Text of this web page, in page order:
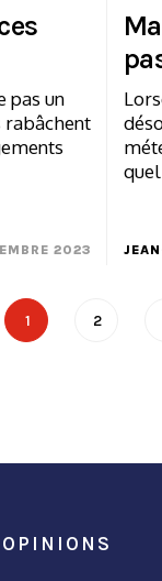
pas un
rabâchent
2023
1 2
OPINIONS